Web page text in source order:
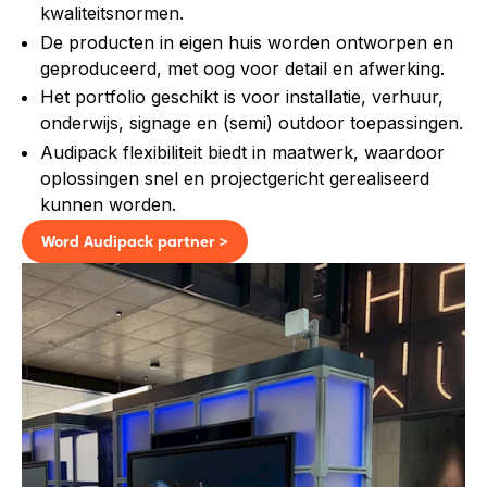
kwaliteitsnormen.
De producten in eigen huis worden ontworpen en
geproduceerd, met oog voor detail en afwerking.
Het portfolio geschikt is voor installatie, verhuur,
onderwijs, signage en (semi) outdoor toepassingen.
Audipack flexibiliteit biedt in maatwerk, waardoor
oplossingen snel en projectgericht gerealiseerd
kunnen worden.
Word Audipack partner >